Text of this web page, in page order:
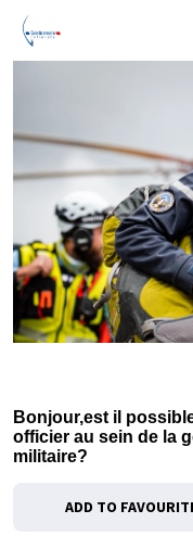
Bonjour,est il
officier au sein de la
militaire?
ADD TO